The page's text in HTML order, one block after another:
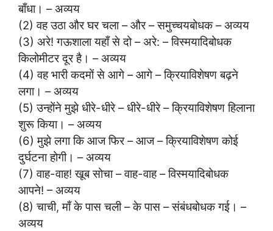
बाँधा। – अव्यय
(2) वह उठा और घर चला – और – समुच्चयबोधक – अव्यय
(3) अरे! गऊशाला यहाँ से दो – अरे: – विस्मयादिबोधक
किलोमीटर दूर है। – अव्यय
(4) वह भारी कदमों से आगे – आगे – क्रियाविशेषण बढ़ने
लगा। – अव्यय
(5) उन्होंने मुझे धीरे-धीरे – धीरे-धीरे – क्रियाविशेषण हिलाना
शुरू किया। – अव्यय
(6) मुझे लगा कि आज फिर – आज – क्रियाविशेषण कोई
दुर्घटना होगी। – अव्यय
(7) वाह-वाह! खूब सोचा – वाह-वाह – विस्मयादिबोधक
आपने! – अव्यय
(8) चाची, माँ के पास चली – के पास – संबंधबोधक गई। –
अव्यय